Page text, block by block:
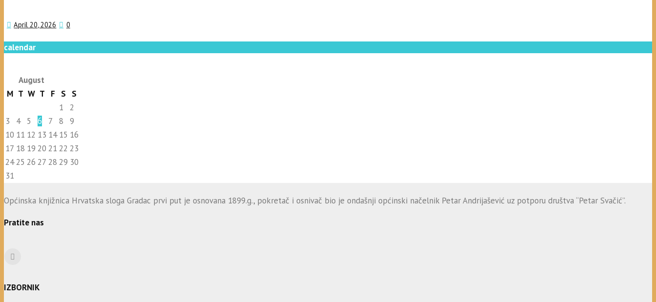
April 20, 2026 0
calendar
August
M T W T F S
S
1
2
3
4 5 6 7 8
9
10 11 12 13 14 15 16
17 18 19 20 21 22 23
2425 26 27 28 29 30
31
Općinska knjižnica Hrvatska sloga Gradac prvi put je osnovana 1899.g., pokretač i osnivač bio je ondašnji općinski načelnik Petar Andrijašević uz potporu društva “Petar Svačić”.
Pratite nas
IZBORNIK